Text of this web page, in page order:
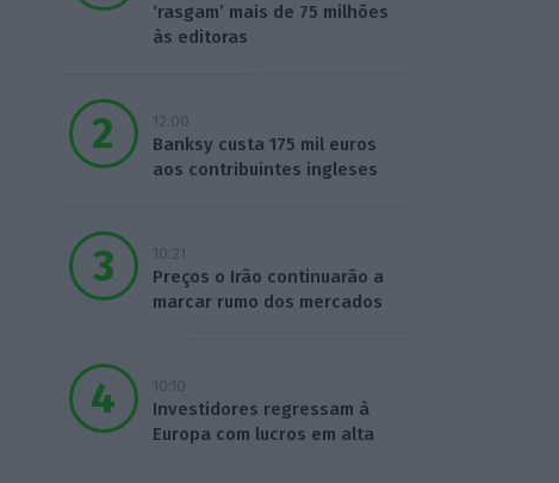
‘rasgam’ mais de 75 milhões
às editoras
12:00
Banksy custa 175 mil euros
aos contribuintes ingleses
10:21
Preços o Irão continuarão a
marcar rumo dos mercados
10:10
Investidores regressam à
Europa com lucros em alta